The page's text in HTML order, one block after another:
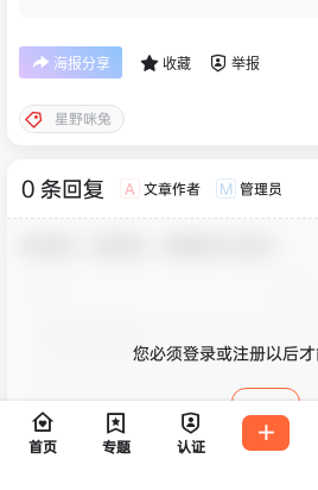
海报分享 收藏 举报
星野咪兔
0 条回复 A 文章作者 M 管理员
您必须登录或注册以后
首页 专题 认证